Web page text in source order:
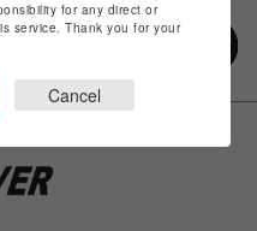
for any direct or
service. Thank you for your
Cancel